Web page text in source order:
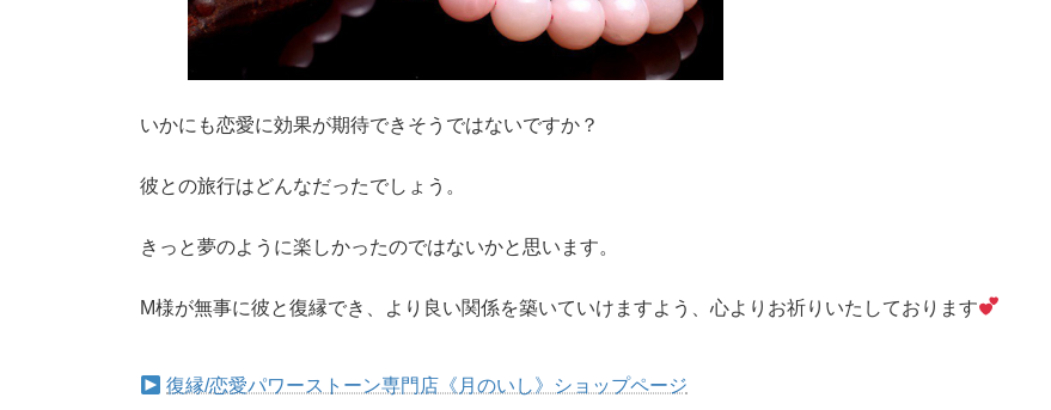
いかにも恋愛に効果が期待できそうではないですか？
彼との旅行はどんなだったでしょう。
きっと夢のように楽しかったのではないかと思います。
M様が無事に彼と復縁でき、より良い関係を築いていけますよう、心よりお祈りいたしております
復縁/恋愛パワーストーン専門店《月のいし》ショップページ